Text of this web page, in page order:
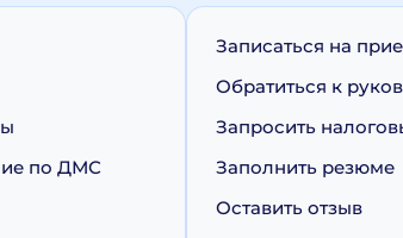
по ДМС
Записаться на
Обратиться к
Запросить
Заполнить резюме
Оставить отзыв